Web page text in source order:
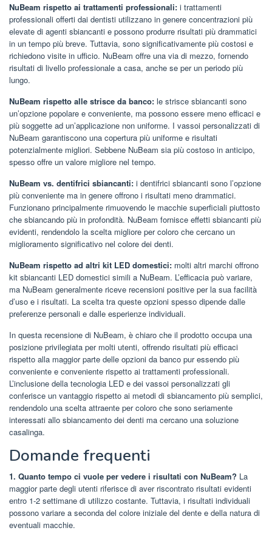
NuBeam rispetto ai trattamenti professionali: i trattamenti
professionali offerti dai dentisti utilizzano in genere concentrazioni più
elevate di agenti sbiancanti e possono produrre risultati più drammatici
in un tempo più breve. Tuttavia, sono significativamente più costosi e
richiedono visite in ufficio. NuBeam offre una via di mezzo, fornendo
risultati di livello professionale a casa, anche se per un periodo più
lungo.
NuBeam rispetto alle strisce da banco: le strisce sbiancanti sono
un’opzione popolare e conveniente, ma possono essere meno efficaci e
più soggette ad un’applicazione non uniforme. I vassoi personalizzati di
NuBeam garantiscono una copertura più uniforme e risultati
potenzialmente migliori. Sebbene NuBeam sia più costoso in anticipo,
spesso offre un valore migliore nel tempo.
NuBeam vs. dentifrici sbiancanti: i dentifrici sbiancanti sono l’opzione
più conveniente ma in genere offrono i risultati meno drammatici.
Funzionano principalmente rimuovendo le macchie superficiali piuttosto
che sbiancando più in profondità. NuBeam fornisce effetti sbiancanti più
evidenti, rendendolo la scelta migliore per coloro che cercano un
miglioramento significativo nel colore dei denti.
NuBeam rispetto ad altri kit LED domestici: molti altri marchi offrono
kit sbiancanti LED domestici simili a NuBeam. L’efficacia può variare,
ma NuBeam generalmente riceve recensioni positive per la sua facilità
d’uso e i risultati. La scelta tra queste opzioni spesso dipende dalle
preferenze personali e dalle esperienze individuali.
In questa recensione di NuBeam, è chiaro che il prodotto occupa una
posizione privilegiata per molti utenti, offrendo risultati più efficaci
rispetto alla maggior parte delle opzioni da banco pur essendo più
conveniente e conveniente rispetto ai trattamenti professionali.
L’inclusione della tecnologia LED e dei vassoi personalizzati gli
conferisce un vantaggio rispetto ai metodi di sbiancamento più semplici,
rendendolo una scelta attraente per coloro che sono seriamente
interessati allo sbiancamento dei denti ma cercano una soluzione
casalinga.
Domande frequenti
1. Quanto tempo ci vuole per vedere i risultati con NuBeam? La
maggior parte degli utenti riferisce di aver riscontrato risultati evidenti
entro 1-2 settimane di utilizzo costante. Tuttavia, i risultati individuali
possono variare a seconda del colore iniziale del dente e della natura di
eventuali macchie.